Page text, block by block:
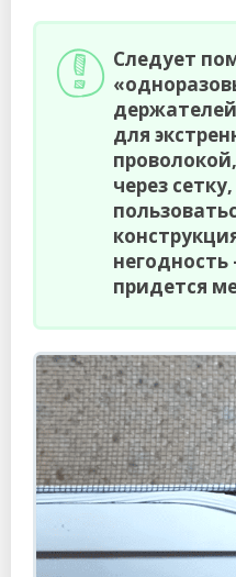
Следует
для
через
негодность
придется